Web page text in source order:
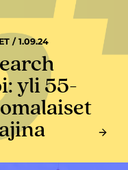
/ 1.09.24
yli 55-